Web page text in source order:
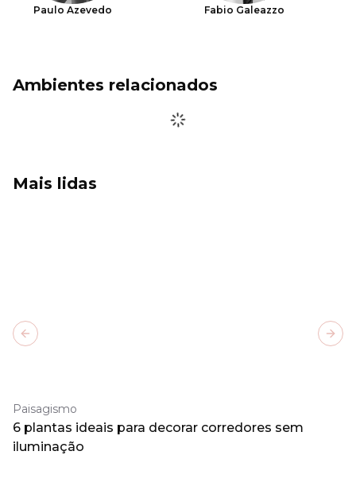
Paulo Azevedo Fabio Galeazzo
Ambientes relacionados
Mais lidas
Paisagismo
6 plantas ideais para decorar corredores sem
iluminação
Previous slide